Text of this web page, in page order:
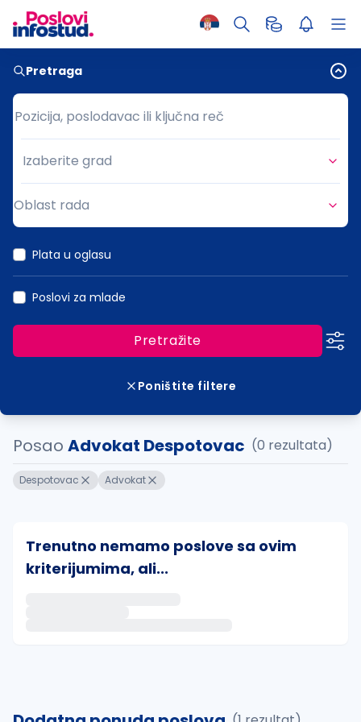
Pretraga
Pozicija, poslodavac ili ključna reč
Pozicija, poslodavac ili ključna reč
Grad
Izaberite grad
Oblast rada
Plata u oglasu
Poslovi za mlade
Pretražite
Poništite filtere
Posao Advokat Despotovac (0 rezultata)
Despotovac Advokat
Trenutno nemamo poslove sa ovim
kriterijumima, ali...